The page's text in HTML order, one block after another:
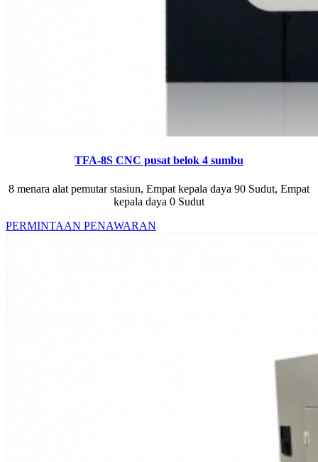
TFA-8S CNC pusat belok 4 sumbu
8 menara alat pemutar stasiun, Empat kepala daya 90 Sudut, Empat
kepala daya 0 Sudut
PERMINTAAN PENAWARAN